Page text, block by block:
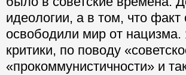
идеологии, а в том, что
освободили мир от
критики, по поводу
«прокоммунистичности» и